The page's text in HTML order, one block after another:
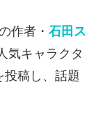
作者・ 石田ス
気キャラクタ
稿し、話題